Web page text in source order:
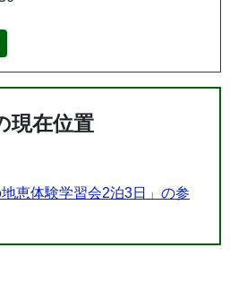
現在位置
恵体験学習会2泊3日」の参